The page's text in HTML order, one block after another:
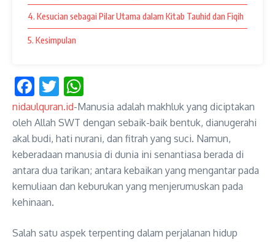
4. Kesucian sebagai Pilar Utama dalam Kitab Tauhid dan Fiqih
5. Kesimpulan
Facebook
Twitter
nidaulquran.id-Manusia adalah makhluk yang diciptakan
oleh Allah SWT dengan sebaik-baik bentuk, dianugerahi
akal budi, hati nurani, dan fitrah yang suci. Namun,
keberadaan manusia di dunia ini senantiasa berada di
antara dua tarikan; antara kebaikan yang mengantar pada
kemuliaan dan keburukan yang menjerumuskan pada
kehinaan.
Salah satu aspek terpenting dalam perjalanan hidup